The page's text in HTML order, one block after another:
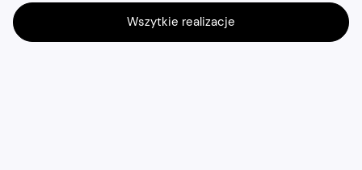
Wszytkie realizacje